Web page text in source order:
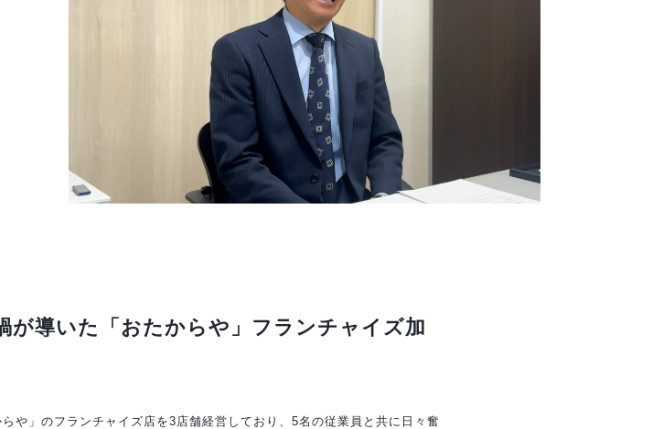
が導いた「おたからや」フランチャイズ加
や」のフランチャイズ店を3店舗経営しており、5名の従業員と共に日々奮